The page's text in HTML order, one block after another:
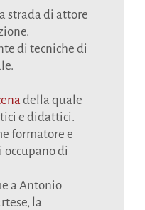
strada di attore
di tecniche di
della quale
e didattici.
formatore e
occupano di
a Antonio
la